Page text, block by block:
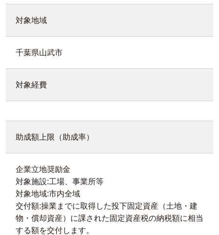
対象地域
千葉県山武市
対象経費
助成額上限（助成率）
企業立地奨励金
対象施設:工場、事業所等
対象地域:市内全域
交付額:操業までに取得した投下固定資産（土地・建
物・償却資産）に課された固定資産税の納税額に相当
する額を交付します。